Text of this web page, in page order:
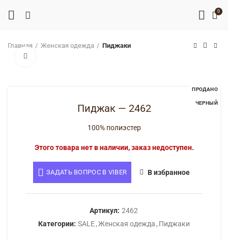
0
Главная Женская одежда Пиджаки
ПРОДАНО
ЧЕРНЫЙ
Пиджак — 2462
100% полиэстер
Этого товара нет в наличии, заказ недоступен.
ЗАДАТЬ ВОПРОС В VIBER В избранное
Артикул: 2462
Категории: SALE ,Женская одежда , Пиджаки